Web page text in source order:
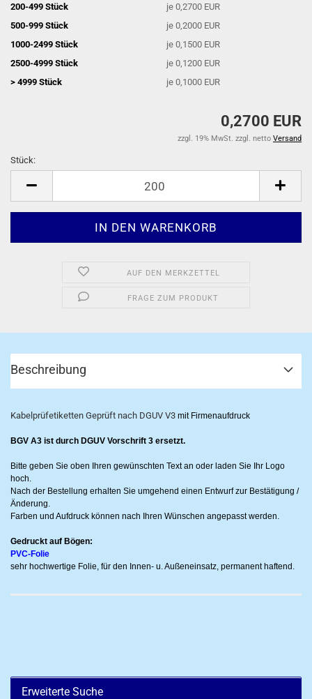
200-499 Stück
je 0,2700 EUR
500-999 Stück
je 0,2000 EUR
1000-2499 Stück
je 0,1500 EUR
2500-4999 Stück
je 0,1200 EUR
> 4999 Stück
je 0,1000 EUR
0,2700 EUR
zzgl. 19% MwSt. zzgl. netto Versand
Stück:
AUF DEN MERKZETTEL
FRAGE ZUM PRODUKT
Beschreibung
Kabelprüfetiketten Geprüft nach DGUV V3 mit Firmenaufdruck
BGV A3 ist durch DGUV Vorschrift 3 ersetzt.
Bitte geben Sie oben Ihren gewünschten Text an oder laden Sie Ihr Logo
hoch.
Nach der Bestellung erhalten Sie umgehend einen Entwurf zur Bestätigung /
Änderung.
Farben und Aufdruck können nach Ihren Wünschen angepasst werden.
Gedruckt auf Bögen:
PVC-Folie
sehr hochwertige Folie, für den Innen- u. Außeneinsatz, permanent haftend.
Erweiterte Suche